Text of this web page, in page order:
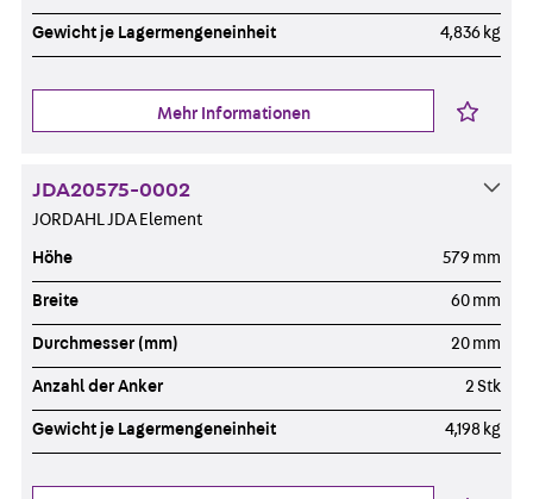
Gewicht je Lagermengeneinheit 4,836 kg
Mehr Informationen
JDA20575-0002
JORDAHL JDA Element
Höhe 579 mm
Breite 60 mm
Durchmesser (mm) 20 mm
Anzahl der Anker 2 Stk
Gewicht je Lagermengeneinheit 4,198 kg